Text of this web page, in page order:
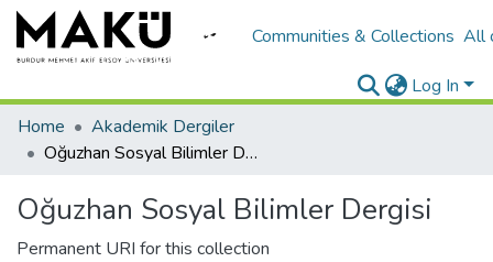
Communities & Collections All
Log In
Home
Akademik Dergiler
Oğuzhan Sosyal Bilimler Dergisi
Oğuzhan Sosyal Bilimler Dergisi
Permanent URI for this collection